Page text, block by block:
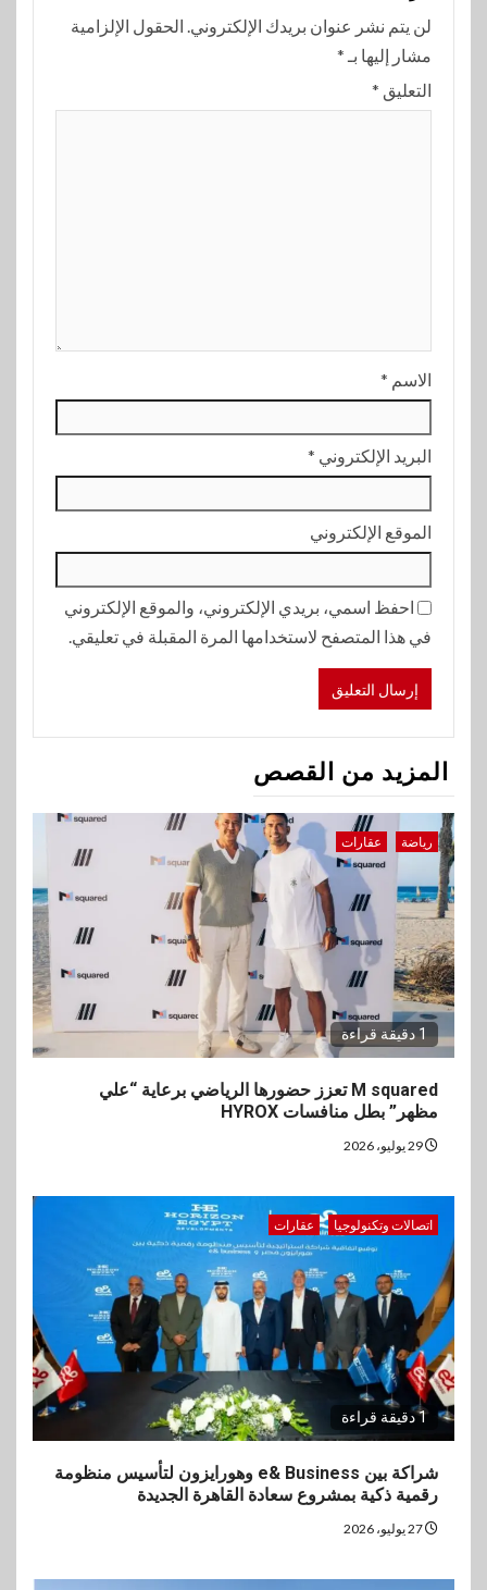
لن يتم نشر عنوان بريدك الإلكتروني. الحقول الإلزامية
مشار إليها بـ *
التعليق *
الاسم *
البريد الإلكتروني *
الموقع الإلكتروني
احفظ اسمي، بريدي الإلكتروني، والموقع الإلكتروني
في هذا المتصفح لاستخدامها المرة المقبلة في تعليقي.
المزيد من القصص
رياضة عقارات
1 دقيقة قراءة
M squared تعزز حضورها الرياضي برعاية “علي
مظهر” بطل منافسات HYROX
اتصالات وتكنولوجيا عقارات
1 دقيقة قراءة
شراكة بين e& Business وهورايزون لتأسيس منظومة
رقمية ذكية بمشروع سعادة القاهرة الجديدة